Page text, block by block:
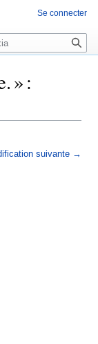
» :
suivante →
Se connecter